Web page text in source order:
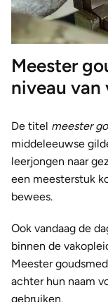
Meester
niveau van
De titel meester
middeleeuwse
leerjongen naar
een meesterstuk
bewees.
Ook vandaag de
binnen de
Meester
achter hun naam
gebruiken.